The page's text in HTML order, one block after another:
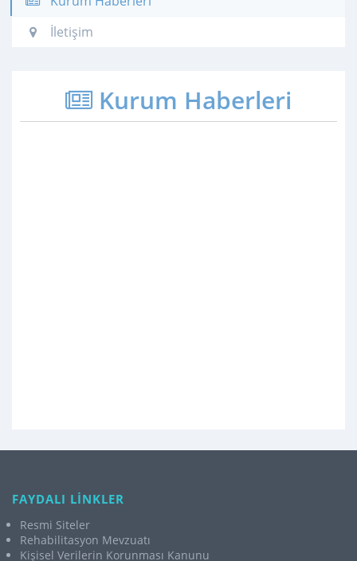
İletişim
Kurum Haberleri
FAYDALI LİNKLER
Resmi Siteler
Rehabilitasyon Mevzuatı
Kişisel Verilerin Korunması Kanunu